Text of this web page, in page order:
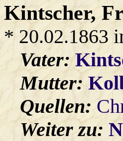
Kintscher,
* 20.02.1863
Vater:
Mutter:
Quellen:
Weiter zu: